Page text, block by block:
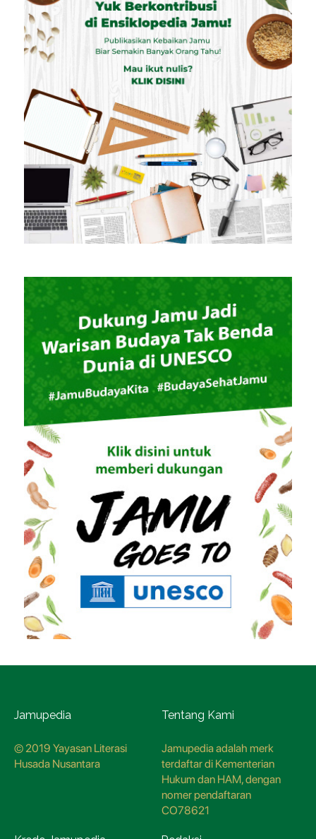
Jamupedia
© 2019 Yayasan Literasi
Husada Nusantara
Tentang Kami
Jamupedia adalah merk
terdaftar di Kementerian
Hukum dan HAM, dengan
nomer pendaftaran
CO78621